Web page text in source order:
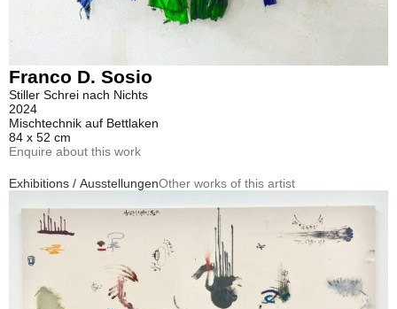
Franco D. Sosio
Stiller Schrei nach Nichts
2024
Mischtechnik auf Bettlaken
84 x 52 cm
Enquire about this work
Exhibitions / AusstellungenOther works of this artist